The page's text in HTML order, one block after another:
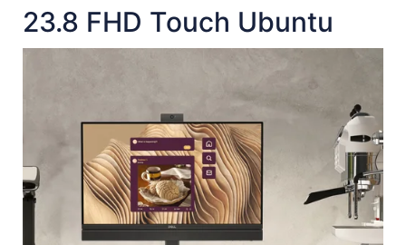
23.8 FHD Touch Ubuntu